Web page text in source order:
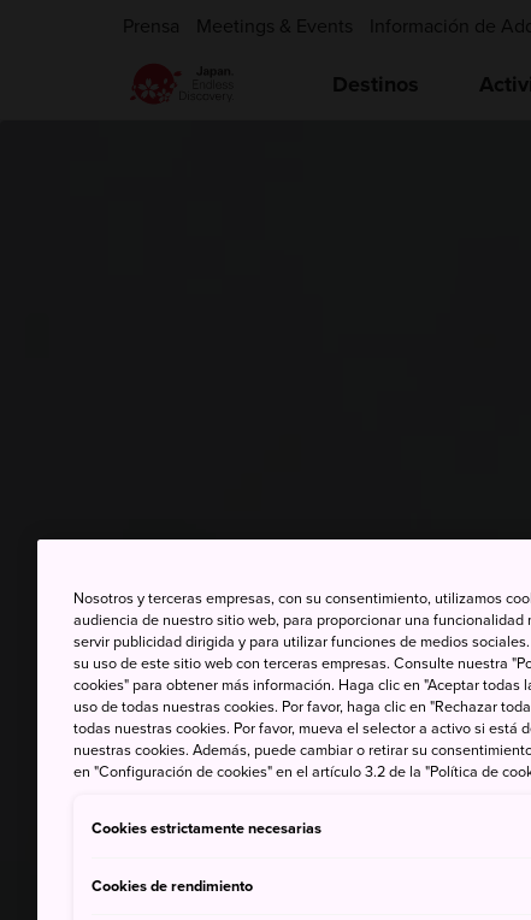
Prensa Meetings & Events Información de
Destinos
Nosotros y terceras empresas, con su consentimiento, utilizamos
audiencia de nuestro sitio web, para proporcionar una funcionalidad
servir publicidad dirigida y para utilizar funciones de medios
su uso de este sitio web con terceras empresas. Consulte nuestra
cookies" para obtener más información. Haga clic en "Aceptar todas
uso de todas nuestras cookies. Por favor, haga clic en "Rechazar
todas nuestras cookies. Por favor, mueva el selector a activo si está
nuestras cookies. Además, puede cambiar o retirar su
en "Configuración de cookies" en el artículo 3.2 de la "Política de
Cookies estrictamente necesarias
Cookies de rendimiento